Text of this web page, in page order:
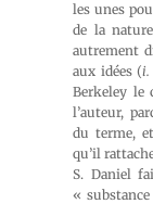
les unes
de la
autrement
aux idées (i.
Berkeley le
l’auteur,
du terme,
qu’il
S. Daniel
«